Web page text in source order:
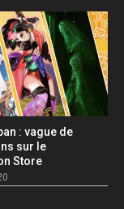
: vague de
sur le
Store